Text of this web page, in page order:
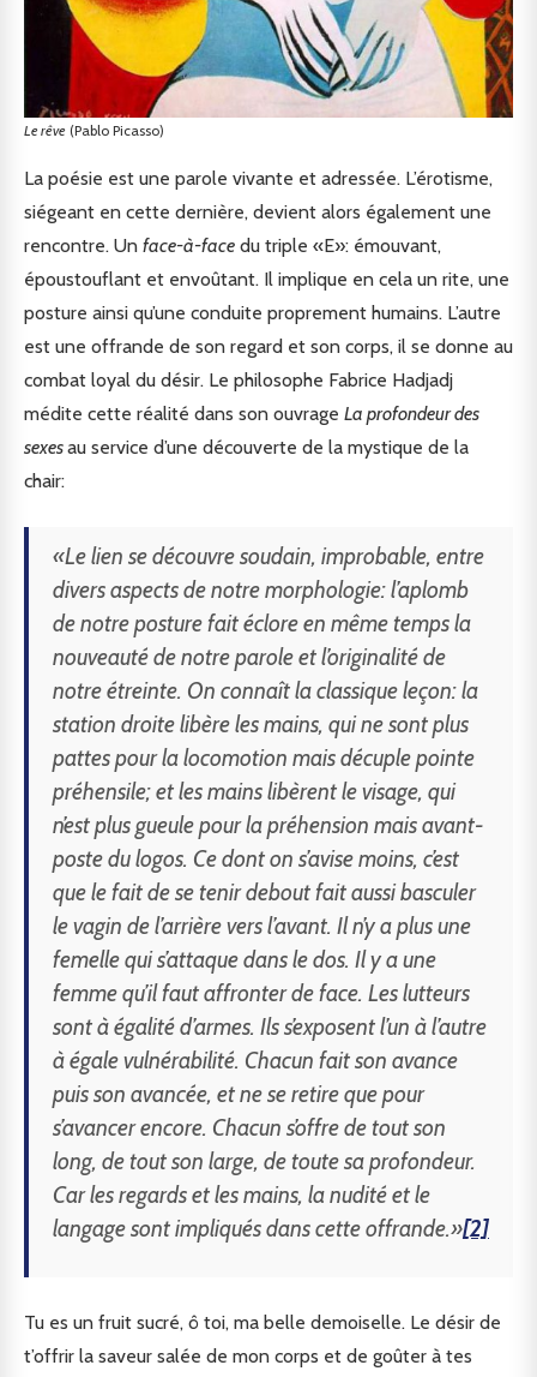
Le rêve (Pablo Picasso)
La poésie est une parole vivante et adressée. L’érotisme,
siégeant en cette dernière, devient alors également une
rencontre. Un face-à-face du triple «E»: émouvant,
époustouflant et envoûtant. Il implique en cela un rite, une
posture ainsi qu’une conduite proprement humains. L’autre
est une offrande de son regard et son corps, il se donne au
combat loyal du désir. Le philosophe Fabrice Hadjadj
médite cette réalité dans son ouvrage La profondeur des
sexesau service d’une découverte de la mystique de la
chair:
«Le lien se découvre soudain, improbable, entre
divers aspects de notre morphologie: l’aplomb
de notre posture fait éclore en même temps la
nouveauté de notre parole et l’originalité de
notre étreinte. On connaît la classique leçon: la
station droite libère les mains, qui ne sont plus
pattes pour la locomotion mais décuple pointe
préhensile; et les mains libèrent le visage, qui
n’est plus gueule pour la préhension mais avant-
poste du logos. Ce dont on s’avise moins, c’est
que le fait de se tenir debout fait aussi basculer
le vagin de l’arrière vers l’avant. Il n’y a plus une
femelle qui s’attaque dans le dos. Il y a une
femme qu’il faut affronter de face. Les lutteurs
sont à égalité d’armes. Ils s’exposent l’un à l’autre
à égale vulnérabilité. Chacun fait son avance
puis son avancée, et ne se retire que pour
s’avancer encore. Chacun s’offre de tout son
long, de tout son large, de toute sa profondeur.
Car les regards et les mains, la nudité et le
langage sont impliqués dans cette offrande.»[2]
Tu es un fruit sucré, ô toi, ma belle demoiselle. Le désir de
t’offrir la saveur salée de mon corps et de goûter à tes